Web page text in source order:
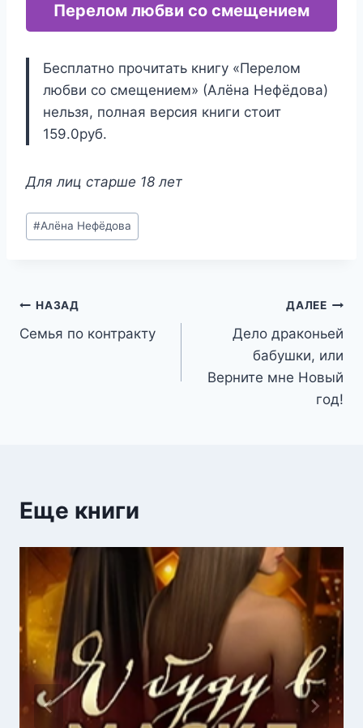
Перелом любви со смещением
Бесплатно прочитать книгу «Перелом
любви со смещением» (Алёна Нефёдова)
нельзя, полная версия книги стоит
159.0руб.
Для лиц старше 18 лет
Метки
записи:
#Алёна Нефёдова
Навигация
по
НАЗАД
Семья по контракту
ДАЛЕЕ
Дело драконьей
бабушки, или
Верните мне Новый
год!
Еще книги